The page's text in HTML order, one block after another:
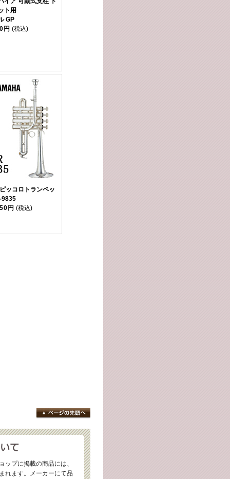
ト用
GP
円 (税込)
ッコロトランペッ
9835
円 (税込)
ップに掲載の商品には、
れます。メーカーにて品